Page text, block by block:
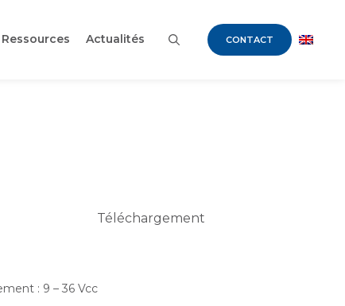
Ressources Actualités CONTACT
Téléchargement
: 9 – 36 Vcc